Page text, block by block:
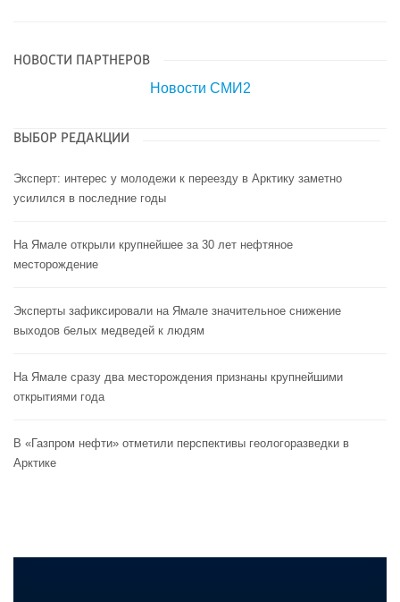
НОВОСТИ ПАРТНЕРОВ
Новости СМИ2
ВЫБОР РЕДАКЦИИ
Эксперт: интерес у молодежи к переезду в Арктику заметно
усилился в последние годы
На Ямале открыли крупнейшее за 30 лет нефтяное
месторождение
Эксперты зафиксировали на Ямале значительное снижение
выходов белых медведей к людям
На Ямале сразу два месторождения признаны крупнейшими
открытиями года
В «Газпром нефти» отметили перспективы геологоразведки в
Арктике